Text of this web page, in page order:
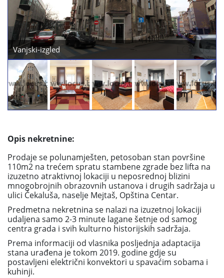
Dnevni-boravak
Opis nekretnine:
Prodaje se polunamješten, petosoban stan površine
110m2 na trećem spratu stambene zgrade bez lifta na
izuzetno atraktivnoj lokaciji u neposrednoj blizini
mnogobrojnih obrazovnih ustanova i drugih sadržaja u
ulici Čekaluša, naselje Mejtaš, Opština Centar.
Predmetna nekretnina se nalazi na izuzetnoj lokaciji
udaljena samo 2-3 minute lagane šetnje od samog
centra grada i svih kulturno historijskih sadržaja.
Prema informaciji od vlasnika posljednja adaptacija
stana urađena je tokom 2019. godine gdje su
postavljeni električni konvektori u spavaćim sobama i
kuhinji.